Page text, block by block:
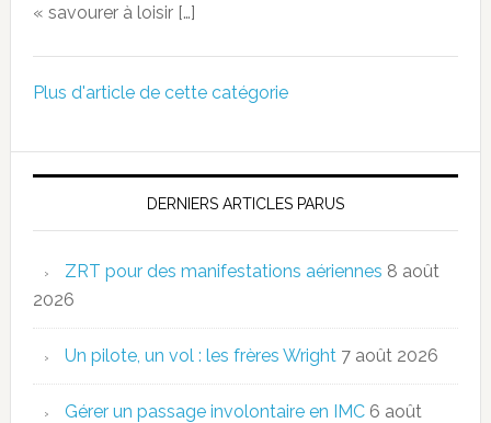
« savourer à loisir […]
Plus d'article de cette catégorie
DERNIERS ARTICLES PARUS
ZRT pour des manifestations aériennes 8 août
2026
Un pilote, un vol : les frères Wright 7 août 2026
Gérer un passage involontaire en IMC 6 août